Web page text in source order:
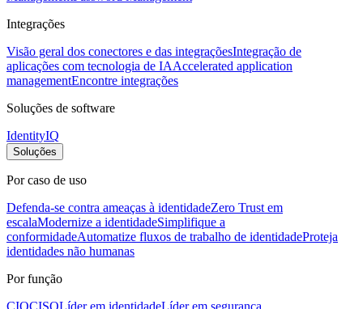
Integrações
Visão geral dos conectores e das integraçõesIntegração de
aplicações com tecnologia de IAAccelerated application
managementEncontre integrações
Soluções de software
IdentityIQ
Soluções
Por caso de uso
Defenda-se contra ameaças à identidadeZero Trust em
escalaModernize a identidadeSimplifique a
conformidadeAutomatize fluxos de trabalho de identidadeProteja
identidades não humanas
Por função
CIOCISOLíder em identidadeLíder em segurança